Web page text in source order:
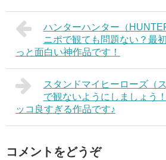
ハンターハンター（
ニポで観ても問題ない？最
っと面白い神作品です！
スタンドマイヒーローズ（
で観ないようにしましょう
ッコ良すぎる作品です♪
コメントをどうぞ